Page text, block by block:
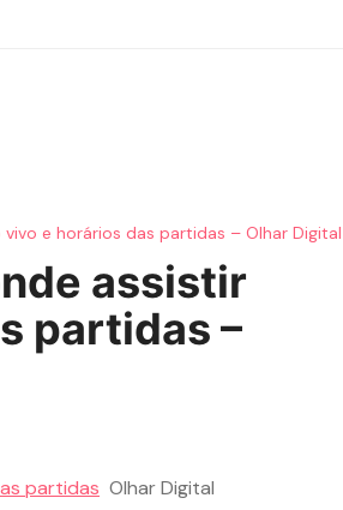
e horários das partidas – Olhar Digital
assistir
partidas –
partidas Olhar Digital